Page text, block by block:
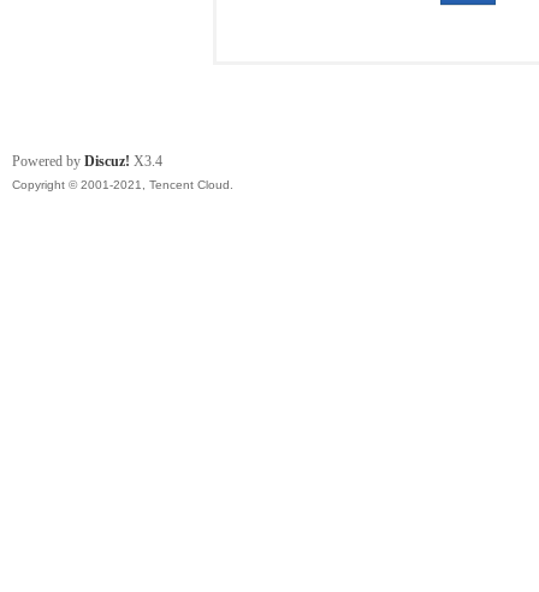
Powered by Discuz! X3.4
Copyright © 2001-2021, Tencent Cloud.